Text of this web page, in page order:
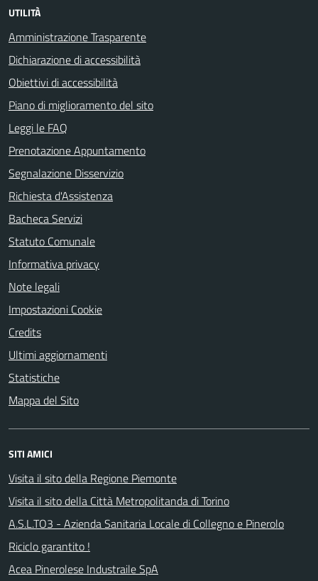
UTILITÀ
Amministrazione Trasparente
Dichiarazione di accessibilità
Obiettivi di accessibilità
Piano di miglioramento del sito
Leggi le FAQ
Prenotazione Appuntamento
Segnalazione Disservizio
Richiesta d'Assistenza
Bacheca Servizi
Statuto Comunale
Informativa privacy
Note legali
Impostazioni Cookie
Credits
Ultimi aggiornamenti
Statistiche
Mappa del Sito
SITI AMICI
Visita il sito della Regione Piemonte
Visita il sito della Città Metropolitanda di Torino
A.S.L.TO3 - Azienda Sanitaria Locale di Collegno e Pinerolo
Riciclo garantito !
Acea Pinerolese Industraile SpA